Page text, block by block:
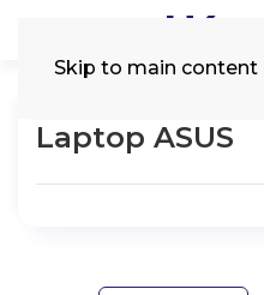
Skip to main content
Laptop ASUS